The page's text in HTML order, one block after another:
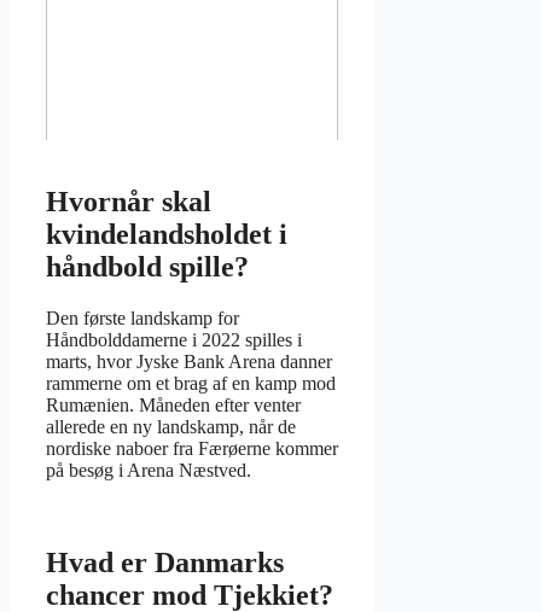
Hvornår skal
kvindelandsholdet i
håndbold spille?
Den første landskamp for
Håndbolddamerne i 2022 spilles i
marts, hvor Jyske Bank Arena danner
rammerne om et brag af en kamp mod
Rumænien. Måneden efter venter
allerede en ny landskamp, når de
nordiske naboer fra Færøerne kommer
på besøg i Arena Næstved.
Hvad er Danmarks
chancer mod Tjekkiet?